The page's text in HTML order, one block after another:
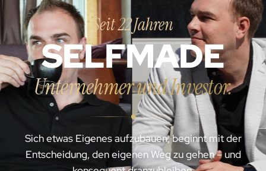
Seit 22 Jahren
SELFMADE
Unternehmer und Investor.
Sich etwas Eigenes aufzubauen, beginnt mit der
Entscheidung, den eigenen Weg zu gehen – und